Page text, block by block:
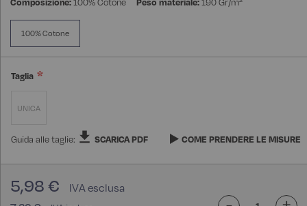
Composizione:100% Cotone Peso materiale:190 Gr/m²
100% Cotone
Taglia
UNICA
Guida alle taglie: SCARICA PDF COME PRENDERE LE MISURE
5,98 €